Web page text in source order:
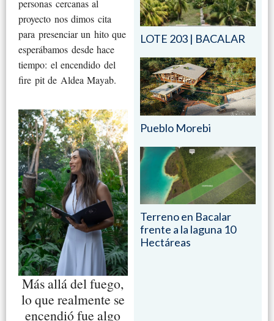
personas cercanas al
proyecto nos dimos cita
para presenciar un hito que
esperábamos desde hace
tiempo: el encendido del
fire pit de Aldea Mayab.
Más allá del fuego,
lo que realmente se
encendió fue algo
LOTE 203 | BACALAR
Pueblo Morebi
Terreno en Bacalar
frente a la laguna 10
Hectáreas